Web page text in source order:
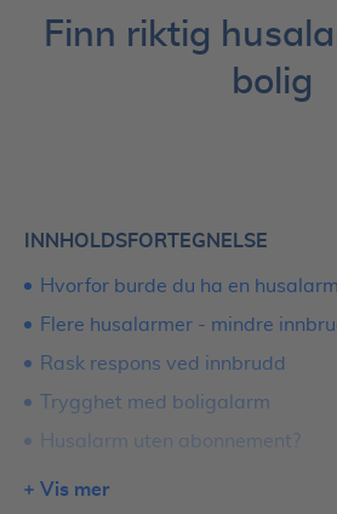
Finn riktig
bolig
INNHOLDSFORTEGNELSE
Hvorfor burde du ha en
Flere husalarmer - mindre
Rask respons ved innbrudd
Trygghet med boligalarm
Husalarm uten abonnement?
De beste alarmene
Vis mer